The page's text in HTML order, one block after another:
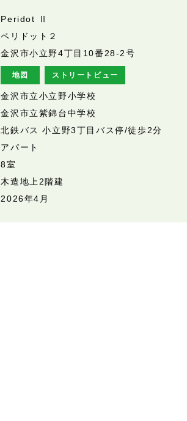
Peridot Ⅱ
ペリドット２
金沢市小立野4丁目10番28-2号
地図 ストリートビュー
金沢市立小立野小学校
金沢市立紫錦台中学校
北鉄バス 小立野3丁目バス停/徒歩2分
アパート
8室
木造地上2階建
2026年4月